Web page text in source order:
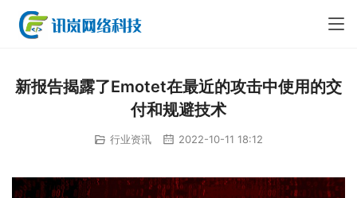
新报告揭露了Emotet在最近的攻击中使用的交
付和规避技术
行业资讯 2022-10-11 18:12